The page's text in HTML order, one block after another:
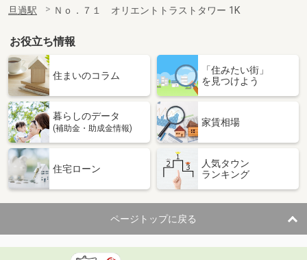
旦過駅
Ｎｏ．７１ オリエントトラストタワー 1K
お役立ち情報
住まいのコラム
「住みたい街」
を見つけよう
暮らしのデータ
(補助金・助成金情報)
家賃相場
住宅ローン
人気タウン
ランキング
ページトップに戻る